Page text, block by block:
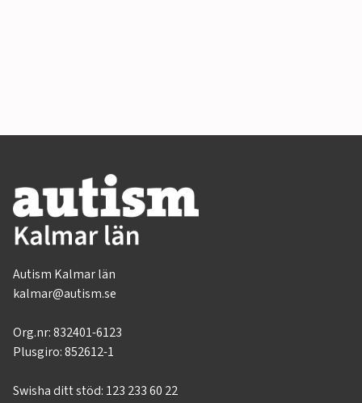
Autism Kalmar län
kalmar@autism.se
Org.nr:832401-6123
Plusgiro: 852612-1
Swisha ditt stöd: 123 233 60 22